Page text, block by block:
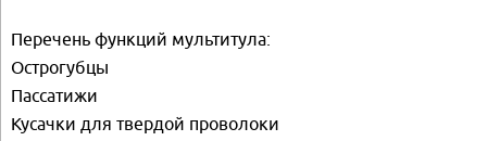
Перечень функций мультитула:
Острогубцы
Пассатижи
Кусачки для твердой проволоки